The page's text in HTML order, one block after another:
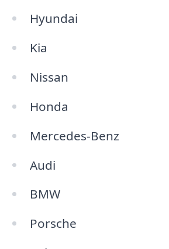
Hyundai
Kia
Nissan
Honda
Mercedes-Benz
Audi
BMW
Porsche